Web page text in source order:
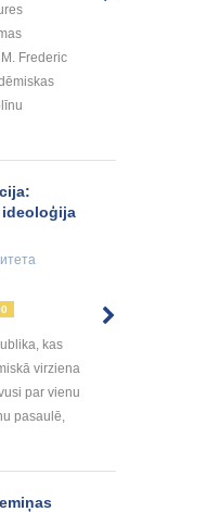
Frederic
kas
virziena
par vienu
pasaulē,